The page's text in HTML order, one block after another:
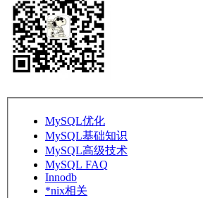
MySQL优化
MySQL基础知识
MySQL高级技术
MySQL FAQ
Innodb
*nix相关